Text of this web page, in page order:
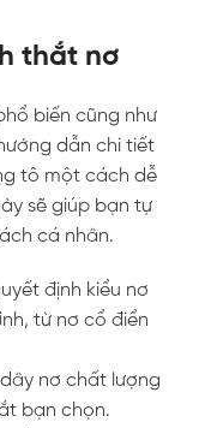
thắt nơ
biến cũng như
dẫn chi tiết
tô một cách dễ
sẽ giúp bạn tự
cá nhân.
định kiểu nơ
từ nơ cổ điển
nơ chất lượng
bạn chọn.